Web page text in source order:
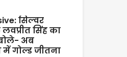
सिल्वर
सिंह का
बोले- अब
गोल्ड जीतना